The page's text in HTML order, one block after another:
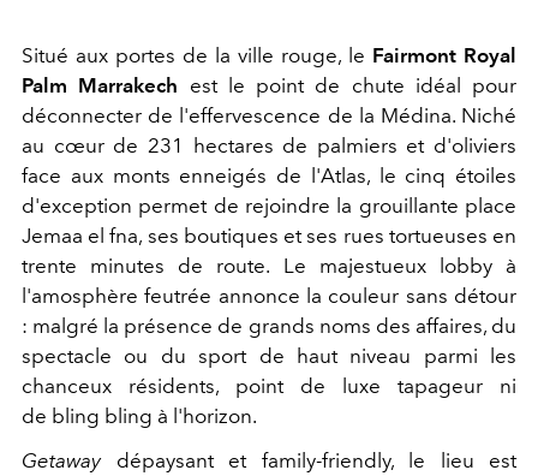
Situé aux portes de la ville rouge, le Fairmont Royal
Palm Marrakech est le point de chute idéal pour
déconnecter de l'effervescence de la Médina. Niché
au cœur de 231 hectares de palmiers et d'oliviers
face aux monts enneigés de l'Atlas, le cinq étoiles
d'exception permet de rejoindre la grouillante place
Jemaa el fna, ses boutiques et ses rues tortueuses en
trente minutes de route. Le majestueux lobby à
l'amosphère feutrée annonce la couleur sans détour
: malgré la présence de grands noms des affaires, du
spectacle ou du sport de haut niveau parmi les
chanceux résidents, point de luxe tapageur ni
de bling bling à l'horizon.
Getawaydépaysant et family-friendly, le lieu est